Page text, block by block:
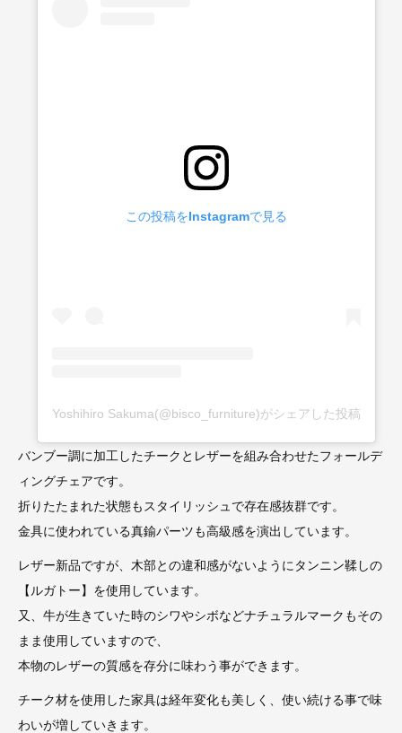
この投稿をInstagramで見る
Yoshihiro Sakuma(@bisco_furniture)がシェアした投稿
バンブー調に加工したチークとレザーを組み合わせたフォールデ
ィングチェアです。
折りたたまれた状態もスタイリッシュで存在感抜群です。
金具に使われている真鍮パーツも高級感を演出しています。
レザー新品ですが、木部との違和感がないようにタンニン鞣しの
【ルガトー】を使用しています。
又、牛が生きていた時のシワやシボなどナチュラルマークもその
まま使用していますので、
本物のレザーの質感を存分に味わう事ができます。
チーク材を使用した家具は経年変化も美しく、使い続ける事で味
わいが増していきます。